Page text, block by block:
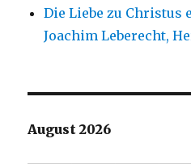
Die Liebe zu Christus
Joachim Leberecht,
August 2026